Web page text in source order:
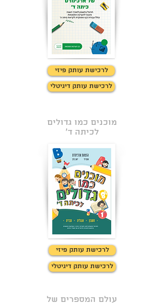
לרכישת עותק פיזי
לרכישת עותק דיגיטלי
מוכנים כמו גדולים
לכיתה ד'
לרכישת עותק פיזי
לרכישת עותק דיגיטלי
עולם המספרים של